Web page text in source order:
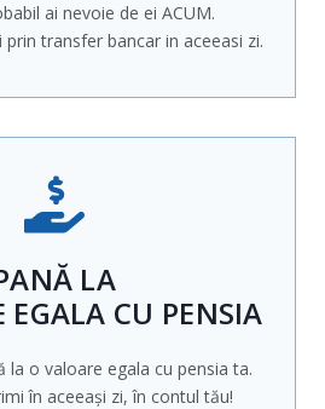
ai nevoie de ei ACUM.
prin transfer bancar in aceeasi zi.
LA
EGALA CU PENSIA
la o valoare egala cu pensia ta.
în aceeași zi, în contul tău!